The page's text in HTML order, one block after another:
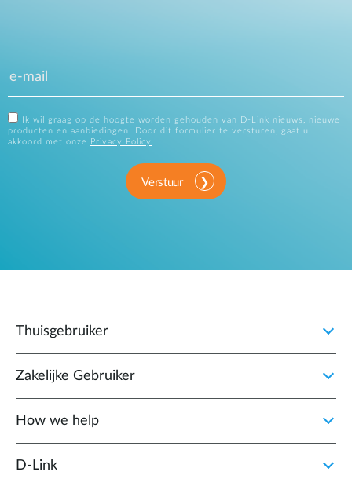
Ik wil graag op de hoogte worden gehouden van D-Link nieuws, nieuwe
producten en aanbiedingen. Door dit formulier te versturen, gaat u
akkoord met onze
Privacy Policy .
Verstuur
Thuisgebruiker
Zakelijke Gebruiker
How we help
D‑Link